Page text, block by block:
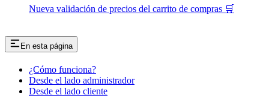
Nueva validación de precios del carrito de compras 🛒
En esta página
¿Cómo funciona?
Desde el lado administrador
Desde el lado cliente